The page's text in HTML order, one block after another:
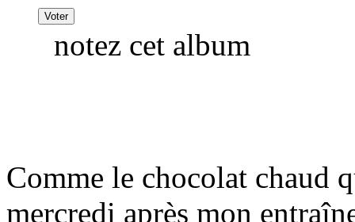
notez cet album
Comme le chocolat chaud
mercredi après mon